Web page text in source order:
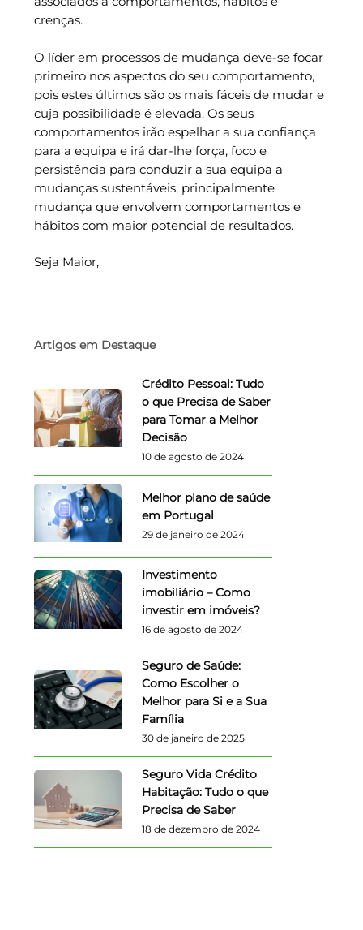
crenças.
O líder em processos de mudança deve-se focar
primeiro nos aspectos do seu comportamento,
pois estes últimos são os mais fáceis de mudar e
cuja possibilidade é elevada. Os seus
comportamentos irão espelhar a sua confiança
para a equipa e irá dar-lhe força, foco e
persistência para conduzir a sua equipa a
mudanças sustentáveis, principalmente
mudança que envolvem comportamentos e
hábitos com maior potencial de resultados.
Seja Maior,
Artigos em Destaque
Crédito Pessoal: Tudo
o que Precisa de Saber
para Tomar a Melhor
Decisão
10 de agosto de 2024
Melhor plano de saúde
em Portugal
29 de janeiro de 2024
Investimento
imobiliário – Como
investir em imóveis?
16 de agosto de 2024
Seguro de Saúde:
Como Escolher o
Melhor para Si e a Sua
Família
30 de janeiro de 2025
Seguro Vida Crédito
Habitação: Tudo o que
Precisa de Saber
18 de dezembro de 2024